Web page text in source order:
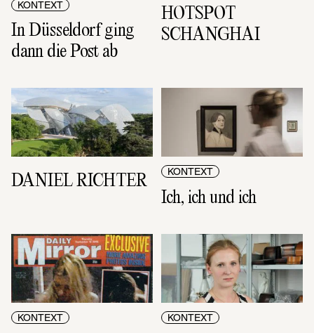
KONTEXT
In Düsseldorf ging
dann die Post ab
HOTSPOT
SCHANGHAI
DANIEL RICHTER KONTEXT
Ich, ich und ich
KONTEXT KONTEXT